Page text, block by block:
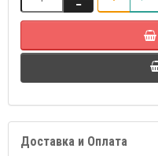
Доставка и Оплата